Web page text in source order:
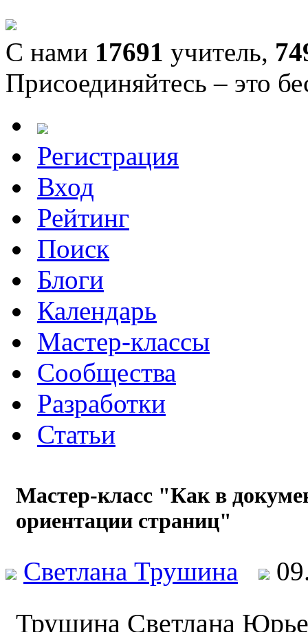
С нами 17691 учитель,
Присоединяйтесь – это
Регистрация
Вход
Рейтинг
Поиск
Блоги
Календарь
Мастер-классы
Сообщества
Разработки
Статьи
Мастер-класс "Как в
ориентации страниц"
Светлана Трушина
Трушина Светлана